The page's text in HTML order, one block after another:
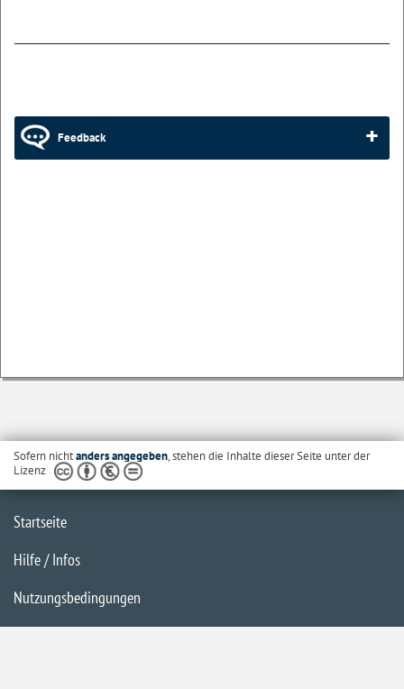
Feedback
Sofern nichtanders angegeben, stehen die Inhalte dieser Seite unter der
Lizenz
Startseite
Hilfe / Infos
Nutzungsbedingungen